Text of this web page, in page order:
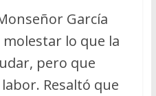
García
lo que la
pero que
Resaltó que